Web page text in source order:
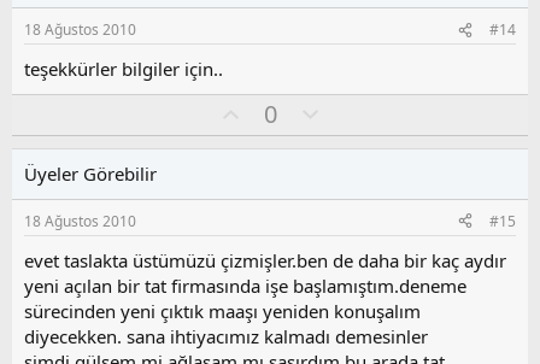
s
u
o
l
18 Ağustos 2010 #14
teşekkürler bilgiler için..
y
0
l
s
u
z
o
y
l
a
Üyeler Görebilir
18 Ağustos 2010 #15
evet taslakta üstümüzü çizmişler.ben de daha bir kaç aydır
yeni açılan bir tat firmasında işe başlamıştım.deneme
sürecinden yeni çıktık maaşı yeniden konuşalım
diyecekken. sana ihtiyacımız kalmadı demesinler